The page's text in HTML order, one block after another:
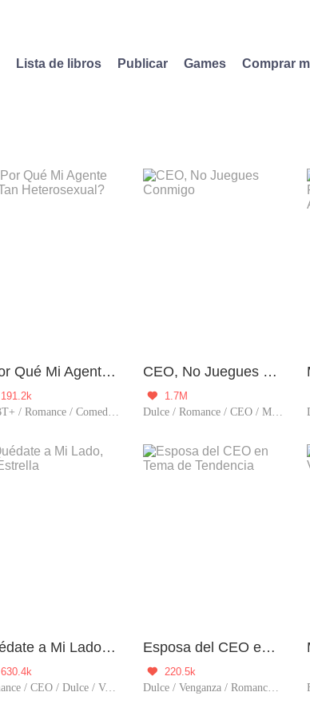
Lista de libros Publicar Games Comprar
¿Por Qué Mi Agente Es Tan Heterosexual?
191.2k
LGBT+ / Romance / Comedia / Mundo del espectáculo
CEO, No Juegues Conmigo

1.7M
Dulce / Romance / CEO / Mundo del espectáculo / Auto superación / Encuentro inesperado
Quédate a Mi Lado, Mi Estrella
630.4k
Romance / CEO / Dulce / Venganza / Predestinado / Mundo del espectáculo / Mimo exclusivo / Posesivo / Dominante / Lindo / Líder
Esposa del CEO en Tema de Tendencia

220.5k
Dulce / Venganza / Romance / Mundo del espectáculo / Amantes pendencieros / Actriz